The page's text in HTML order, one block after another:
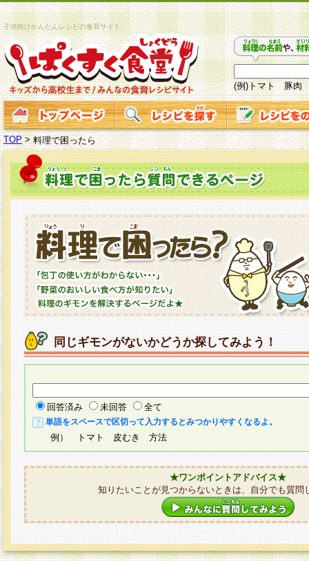
子供向けかんたんレシピの食育サイト
(例)トマト 豚肉
TOP >料理で困ったら
同じギモンがないかどうか探してみよう！
回答済み 未回答 全て
単語をスペースで区切って入力するとみつかりやすくなるよ。
例） トマト 皮むき 方法
★ワンポイントアドバイス★
知りたいことが見つからないときは、自分でも質問